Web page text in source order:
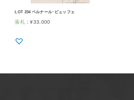
LOT 234 ベルナール･ビュッフェ
落札 ：¥33,000